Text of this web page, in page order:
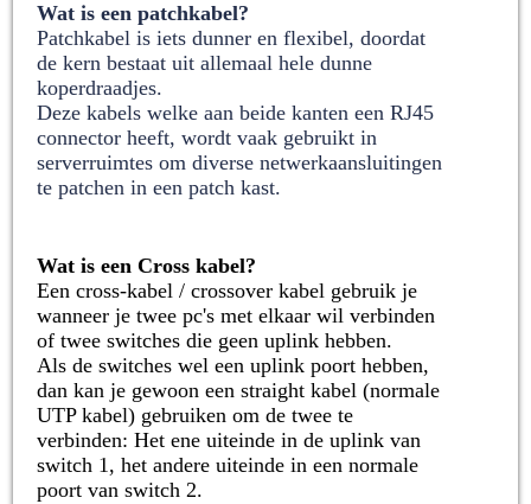
Wat is een patchkabel?
Patchkabel is iets dunner en flexibel, doordat
de kern bestaat uit allemaal hele dunne
koperdraadjes.
Deze kabels welke aan beide kanten een RJ45
connector heeft, wordt vaak gebruikt in
serverruimtes om diverse netwerkaansluitingen
te patchen in een patch kast.
Wat is een Cross kabel?
Een cross-kabel / crossover kabel gebruik je
wanneer je twee pc's met elkaar wil verbinden
of twee switches die geen uplink hebben.
Als de switches wel een uplink poort hebben,
dan kan je gewoon een straight kabel (normale
UTP kabel) gebruiken om de twee te
verbinden: Het ene uiteinde in de uplink van
switch 1, het andere uiteinde in een normale
poort van switch 2.